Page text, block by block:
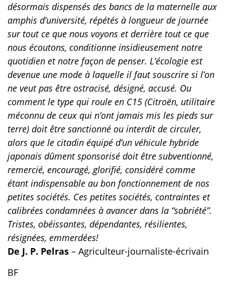
désormais dispensés des bancs de la maternelle aux
amphis d’université, répétés à longueur de journée
sur tout ce que nous voyons et derrière tout ce que
nous écoutons, conditionne insidieusement notre
quotidien et notre façon de penser. L’écologie est
devenue une mode à laquelle il faut souscrire si l’on
ne veut pas être ostracisé, désigné, accusé. Ou
comment le type qui roule en C15 (Citroën, utilitaire
méconnu de ceux qui n’ont jamais mis les pieds sur
terre) doit être sanctionné ou interdit de circuler,
alors que le citadin équipé d’un véhicule hybride
japonais dûment sponsorisé doit être subventionné,
remercié, encouragé, glorifié, considéré comme
étant indispensable au bon fonctionnement de nos
petites sociétés. Ces petites sociétés, contraintes et
calibrées condamnées à avancer dans la “sobriété”.
Tristes, obéissantes, dépendantes, résilientes,
résignées, emmerdées!
De J. P. Pelras – Agriculteur-journaliste-écrivain
BF